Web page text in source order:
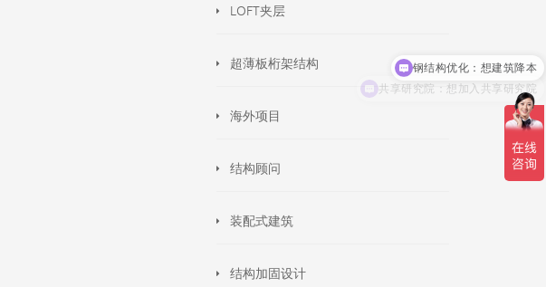
LOFT夹层
超薄板桁架结构
海外项目
结构顾问
装配式建筑
结构加固设计
共享研究院：想加入共享研究院